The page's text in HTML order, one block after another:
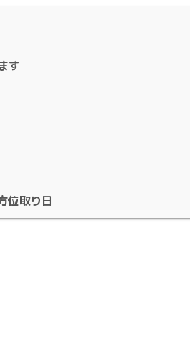
す
位取り日